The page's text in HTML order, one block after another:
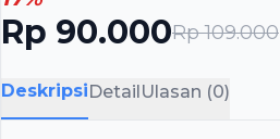
Rp 90.000Rp 109.000
DeskripsiDetailUlasan (0)